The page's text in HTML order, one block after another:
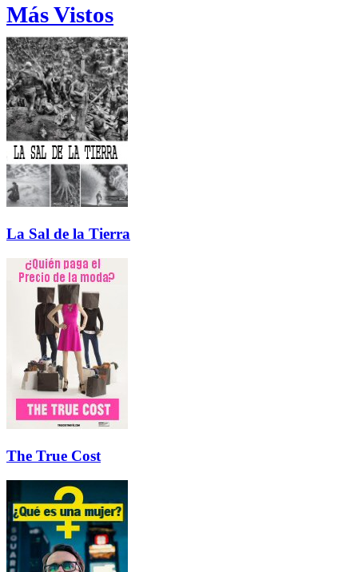
Más Vistos
La Sal de la Tierra
The True Cost